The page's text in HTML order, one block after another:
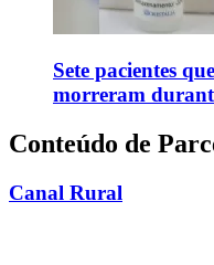
Sete pacientes
morreram
Conteúdo de
Canal Rural